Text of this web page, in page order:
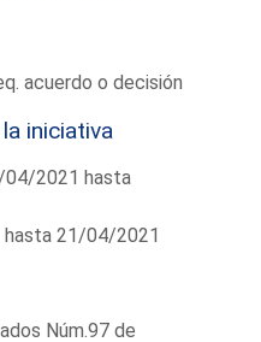
acuerdo o decisión
iniciativa
2021 hasta
21/04/2021
Núm.97 de